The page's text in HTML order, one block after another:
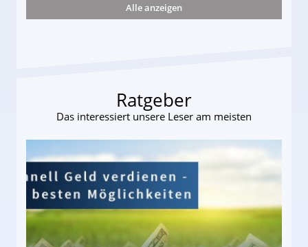
und wie viel?
Alle anzeigen
Ratgeber
Das interessiert unsere Leser am meisten